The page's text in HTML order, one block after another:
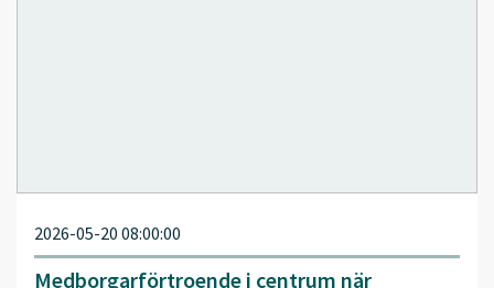
2026-05-20 08:00:00
Medborgarförtroende i centrum när